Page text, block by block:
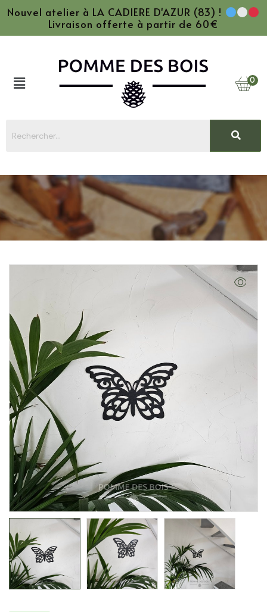
Nouvel atelier à LA CADIERE D'AZUR (83) !
Livraison offerte à partir de 60€
0